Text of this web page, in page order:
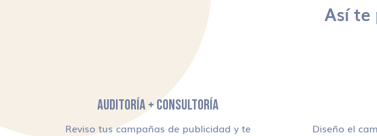
Así te
AUDITORÍA + CONSULTORÍA
Reviso tus campañas de publicidad y te
Diseño el